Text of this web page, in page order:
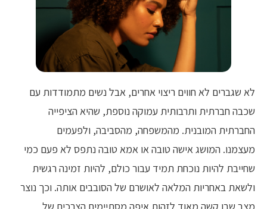
לא שגברים לא חווים ריצוי אחרים, אבל נשים מתמודדות עם
שכבה חברתית ותרבותית עמוקה נוספת, שהיא הציפייה
החברתית המובנית. מהמשפחה, מהסביבה, ולפעמים
מעצמנו. המושג אישה טובה או אמא טובה נתפס לא פעם כמי
שחייבת להיות נוכחת תמיד עבור כולם, להיות זמינה רגשית
ולשאת באחריות המלאה לאושרם של הסובבים אותה. וכך נוצר
מצב שבו קשה מאוד לזהות איפה מסתיימים הצרכים של